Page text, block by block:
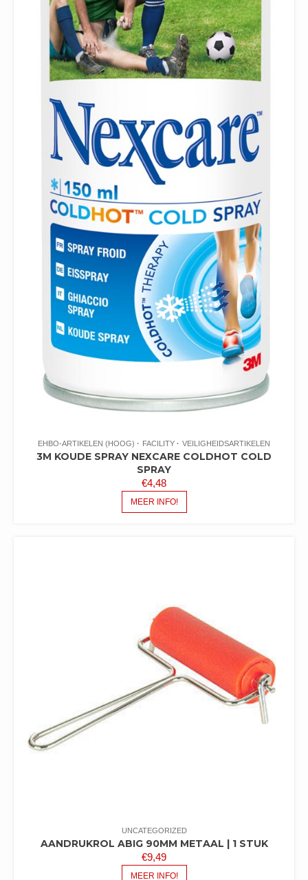
EHBO-ARTIKELEN (HOOG) FACILITY VEILIGHEIDSARTIKELEN
3M KOUDE SPRAY NEXCARE COLDHOT COLD
SPRAY
€4,48
MEER INFO!
UNCATEGORIZED
AANDRUKROL ABIG 90MM METAAL | 1 STUK
€9,49
MEER INFO!